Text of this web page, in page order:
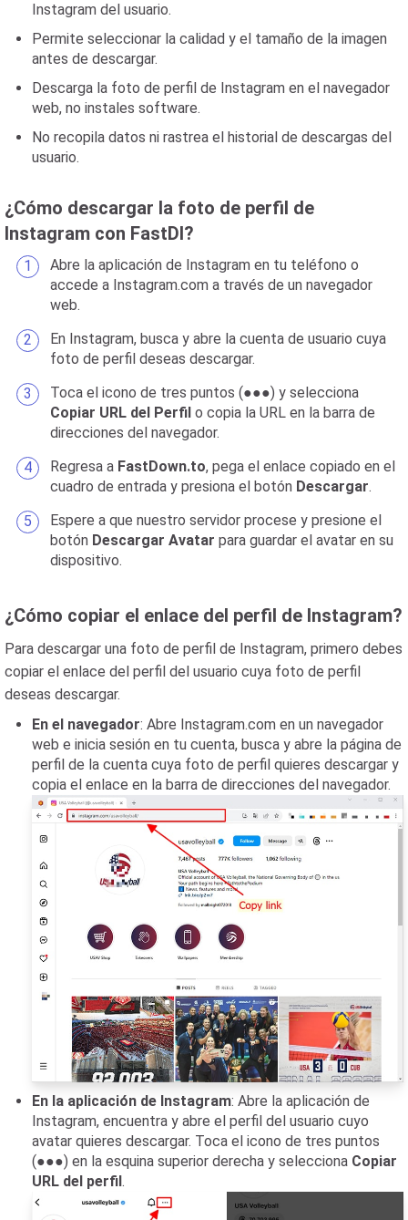
Instagram del usuario.
Permite seleccionar la calidad y el tamaño de la imagen
antes de descargar.
Descarga la foto de perfil de Instagram en el navegador
web, no instales software.
No recopila datos ni rastrea el historial de descargas del
usuario.
¿Cómo descargar la foto de perfil de
Instagram con FastDl?
Abre la aplicación de Instagram en tu teléfono o
accede a Instagram.com a través de un navegador
web.
En Instagram, busca y abre la cuenta de usuario cuya
foto de perfil deseas descargar.
Toca el icono de tres puntos (●●●) y selecciona
Copiar URL del Perfil o copia la URL en la barra de
direcciones del navegador.
Regresa a FastDown.to, pega el enlace copiado en el
cuadro de entrada y presiona el botón Descargar.
Espere a que nuestro servidor procese y presione el
botón Descargar Avatar para guardar el avatar en su
dispositivo.
¿Cómo copiar el enlace del perfil de Instagram?
Para descargar una foto de perfil de Instagram, primero debes
copiar el enlace del perfil del usuario cuya foto de perfil
deseas descargar.
En el navegador: Abre Instagram.com en un navegador
web e inicia sesión en tu cuenta, busca y abre la página de
perfil de la cuenta cuya foto de perfil quieres descargar y
copia el enlace en la barra de direcciones del navegador.
En la aplicación de Instagram: Abre la aplicación de
Instagram, encuentra y abre el perfil del usuario cuyo
avatar quieres descargar. Toca el icono de tres puntos
(●●●) en la esquina superior derecha y selecciona Copiar
URL del perfil.